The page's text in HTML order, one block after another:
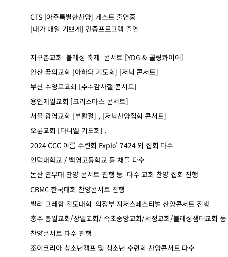
CTS [아주특별한찬양] 게스트 출연중
​[내가 매일 기쁘게] 간증프로그램 출연
지구촌교회 블레싱 축제 콘서트 [YDG & 콜링콰이어]
안산 꿈의교회 [아하와 기도회] [저녁 콘서트]
부산 수영로교회 [추수감사절 콘서트]
용인제일교회 [크리스마스 콘서트]
서울 광염교회 [부활절] , [저녁찬양집회 콘서트]
오륜교회 [다니엘 기도회] ,
2024 CCC 여름 수련회 Explo' 7424 외 집회 다수
인덕대학교 / 백영고등학교 등 채플 다수
논산 연무대 찬양 콘서트 진행 등 다수 교회 찬양 집회 진행
CBMC ​한국대회 찬양콘서트 진행
빌리 그레함 전도대회 의정부 지저스페스티벌 찬양콘서트 진행
​충주 충일교회/상일교회/ 속초중앙교회/서정교회/블레싱샘터교회 등
찬양콘서트 다수 진행
​조이코리아 청소년캠프 및 청소년 수련회 찬양콘서트 다수